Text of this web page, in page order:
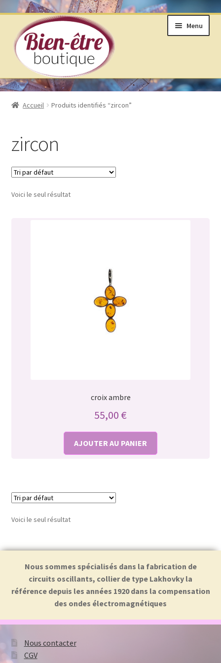
Aller
la
navigation
Aller
contenu
Menu
BOUTIQUE
BIJOUX & MINÉRAUX
LIVRES ET ARTS DIVINATOIRES
PRODUITS DE BIEN ÊTRE
Accueil Produits identifiés “zircon”
zircon
Voici le seul résultat
croix ambre
55,00 €
AJOUTER AU PANIER
Voici le seul résultat
Nous sommes spécialisés dans la fabrication de
circuits oscillants, collier de type Lakhovky la
référence depuis les années 1920 dans la compensation
des ondes électromagnétiques
Nous contacter
CGV